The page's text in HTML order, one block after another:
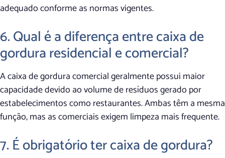
adequado conforme as normas vigentes.
6. Qual é a diferença entre caixa de
gordura residencial e comercial?
A caixa de gordura comercial geralmente possui maior
capacidade devido ao volume de resíduos gerado por
estabelecimentos como restaurantes. Ambas têm a mesma
função, mas as comerciais exigem limpeza mais frequente.
7. É obrigatório ter caixa de gordura?